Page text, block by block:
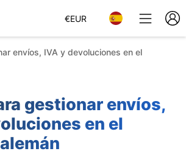
€EUR
envíos, IVA y devoluciones en el
gestionar envíos,
en el